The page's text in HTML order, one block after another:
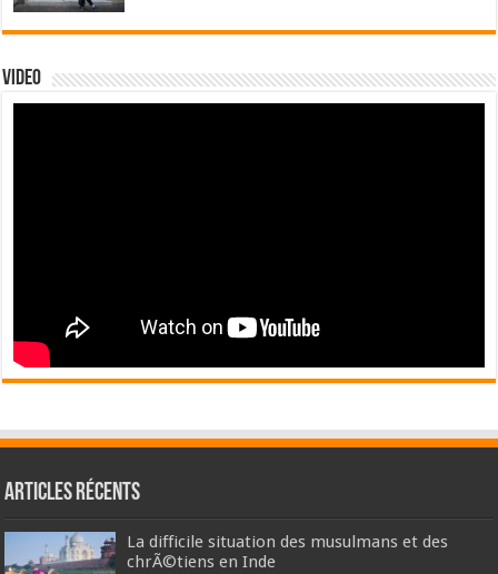
Video
Articles récents
La difficile situation des musulmans et des
chrÃ©tiens en Inde